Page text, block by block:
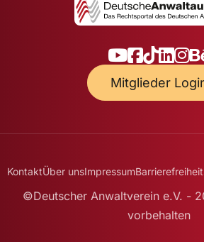
Mitglieder
KontaktÜber unsImpressum
©Deutscher Anwaltverein e.V. -
vorbehalten